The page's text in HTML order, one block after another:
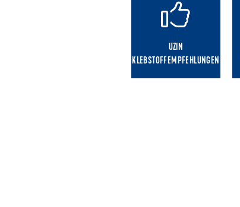
UZIN
KLEBSTOFFEMPFEHLUNGEN